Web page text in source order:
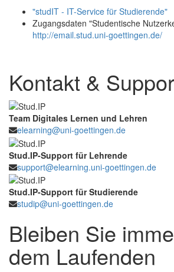
"studIT - IT-Service für Studierende"
Zugangsdaten "Studentische
http://email.stud.uni-goettingen.de/
Kontakt &
Team Digitales Lernen und Lehren
elearning@uni-goettingen.de
Stud.IP-Support für Lehrende
support@elearning.uni-goettingen.de
Stud.IP-Support für Studierende
studip@uni-goettingen.de
Bleiben Sie
dem Laufenden